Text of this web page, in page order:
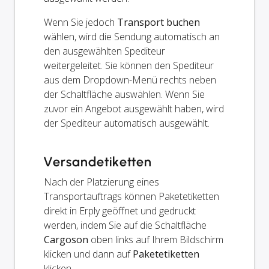
Wenn Sie jedoch Transport buchen
wählen, wird die Sendung automatisch an
den ausgewählten Spediteur
weitergeleitet. Sie können den Spediteur
aus dem Dropdown-Menü rechts neben
der Schaltfläche auswählen. Wenn Sie
zuvor ein Angebot ausgewählt haben, wird
der Spediteur automatisch ausgewählt.
Versandetiketten
Nach der Platzierung eines
Transportauftrags können Paketetiketten
direkt in Erply geöffnet und gedruckt
werden, indem Sie auf die Schaltfläche
Cargoson oben links auf Ihrem Bildschirm
klicken und dann aufPaketetiketten